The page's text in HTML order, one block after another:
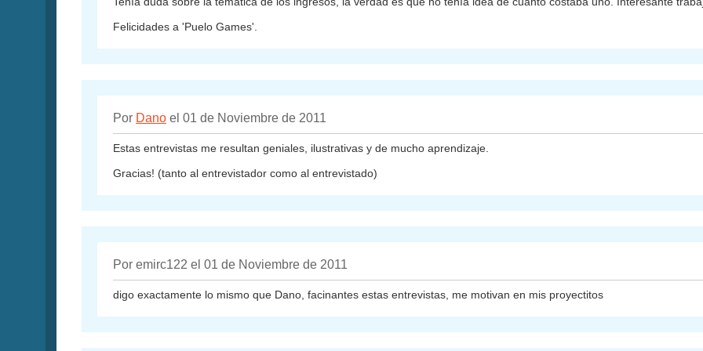
Felicidades a 'Puelo Games'.
Por Dano el 01 de Noviembre de 2011
Estas entrevistas me resultan geniales, ilustrativas y de mucho aprendizaje.
Gracias! (tanto al entrevistador como al entrevistado)
Por emirc122 el 01 de Noviembre de 2011
digo exactamente lo mismo que Dano, facinantes estas entrevistas, me motivan en mis proyectitos